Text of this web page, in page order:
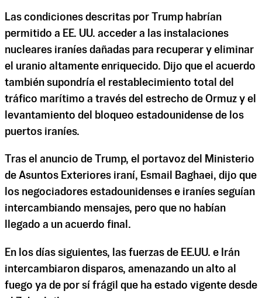
Las condiciones descritas por Trump habrían
permitido a EE. UU. acceder a las instalaciones
nucleares iraníes dañadas para recuperar y eliminar
el uranio altamente enriquecido. Dijo que el acuerdo
también supondría el restablecimiento total del
tráfico marítimo a través del estrecho de Ormuz y el
levantamiento del bloqueo estadounidense de los
puertos iraníes.
Tras el anuncio de Trump, el portavoz del Ministerio
de Asuntos Exteriores iraní, Esmail Baghaei, dijo que
los negociadores estadounidenses e iraníes seguían
intercambiando mensajes, pero que no habían
llegado a un acuerdo final.
En los días siguientes, las fuerzas de EE.UU. e Irán
intercambiaron disparos, amenazando un alto al
fuego ya de por sí frágil que ha estado vigente desde